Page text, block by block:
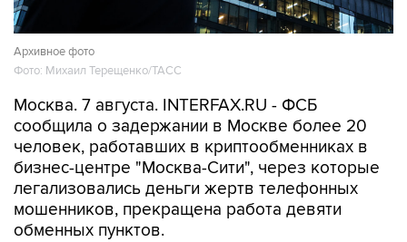
Архивное фото
Фото: Михаил Терещенко/ТАСС
Москва. 7 августа. INTERFAX.RU - ФСБ
сообщила о задержании в Москве более 20
человек, работавших в криптообменниках в
бизнес-центре "Москва-Сити", через которые
легализовались деньги жертв телефонных
мошенников, прекращена работа девяти
обменных пунктов.